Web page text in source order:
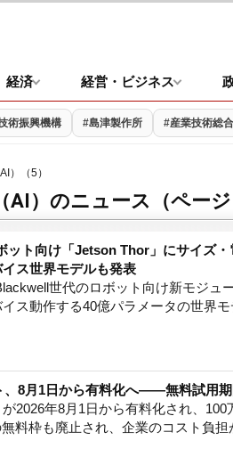
経済 経営・ビジネス
術振興機構 #島津製作所 #産業技術総
）（5）
AI）のニュース（ページ
ット向け「Jetson Thor」にサイズ
ス世界モデルも発表
世代のロボット向け新モジュ
ス動作する40億パラメータの世界
、8月1日から有料化へ――無料試用
2026年8月1日から有料化され、
料枠も廃止され、企業のコスト負担